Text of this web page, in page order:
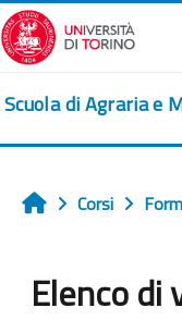
Vai al contenuto
Scuola di Agraria e
Home
Corsi
Elenco di